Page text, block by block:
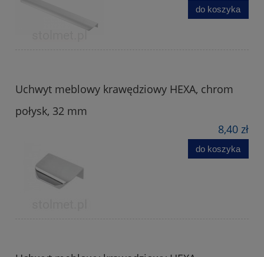
do koszyka
Uchwyt meblowy krawędziowy HEXA, chrom
połysk, 32 mm
8,40 zł
do koszyka